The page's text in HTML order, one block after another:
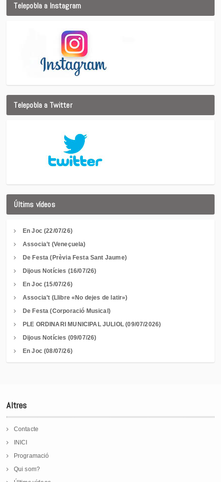
Telepobla a Instagram
Telepobla a Twitter
Últims vídeos
En Joc (22/07/26)
Associa’t (Veneçuela)
De Festa (Prèvia Festa Sant Jaume)
Dijous Notícies (16/07/26)
En Joc (15/07/26)
Associa’t (Llibre «No dejes de latir»)
De Festa (Corporació Musical)
PLE ORDINARI MUNICIPAL JULIOL (09/07/2026)
Dijous Notícies (09/07/26)
En Joc (08/07/26)
Altres
Contacte
INICI
Programació
Qui som?